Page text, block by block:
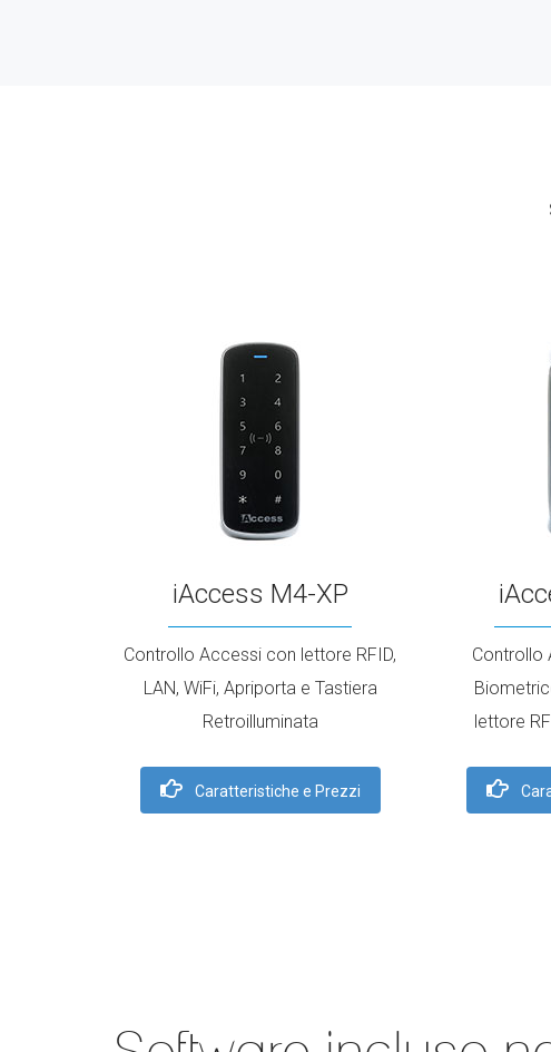
iAccess M4-XP
Controllo Accessi con lettore RFID,
LAN, WiFi, Apriporta e Tastiera
Retroilluminata
Caratteristiche e Prezzi
Controllo
lettore